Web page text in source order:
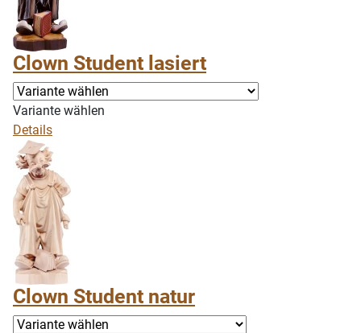
Clown Student lasiert
Variante wählen
Details
Clown Student natur